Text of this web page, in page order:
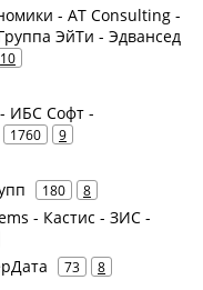
- AT Consulting -
ЭйТи - Эдвансед
10
- ИБС Софт -
1760 9
180 8
- Кастис - ЗИС -
73 8